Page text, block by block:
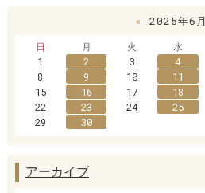
« 2025年6月
日
月 火 水
1
2 3 4
8
9 10 11
15
16 17 18
22
23 24 25
29
30
アーカイブ